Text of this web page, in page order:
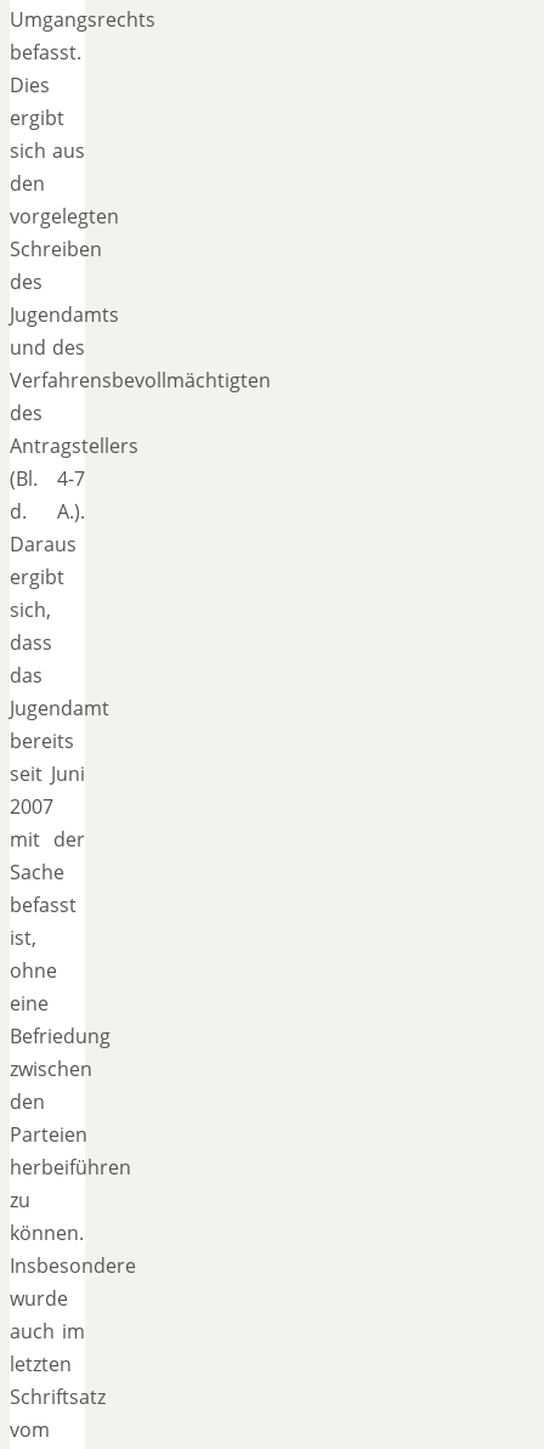
Umgangsrechts
befasst.
Dies
ergibt
sich aus
den
vorgelegten
Schreiben
des
Jugendamts
und des
Verfahrensbevollmächtigten
des
Antragstellers
(Bl. 4-7
d. A.).
Daraus
ergibt
sich,
dass
das
Jugendamt
bereits
seit Juni
2007
mit der
Sache
befasst
ist,
ohne
eine
Befriedung
zwischen
den
Parteien
herbeiführen
zu
können.
Insbesondere
wurde
auch im
letzten
Schriftsatz
vom